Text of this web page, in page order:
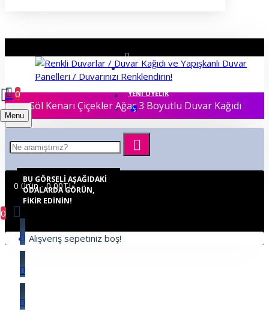
ÜYE GIRIŞI
YENI ÜYELIK
Menu
0
0 ürün - 0,00TL
0
Alışveriş sepetiniz boş!
Göl Kenarı Çiçekler Ağaç 3 Boyutlu Duvar Kağıdı
BU GÖRSELI AŞAĞIDAKI
ODALARDA GÖRÜN,
FIKIR EDININ!